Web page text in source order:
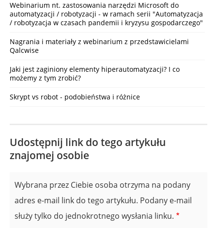
Webinarium nt. zastosowania narzędzi Microsoft do
automatyzacji / robotyzacji - w ramach serii "Automatyzacja
/ robotyzacja w czasach pandemii i kryzysu gospodarczego"
Nagrania i materiały z webinarium z przedstawicielami
Qalcwise
Jaki jest zaginiony elementy hiperautomatyzacji? I co
możemy z tym zrobić?
Skrypt vs robot - podobieństwa i różnice
Udostępnij link do tego artykułu
znajomej osobie
Wybrana przez Ciebie osoba otrzyma na podany
adres e-mail link do tego artykułu. Podany e-mail
służy tylko do jednokrotnego wysłania linku.